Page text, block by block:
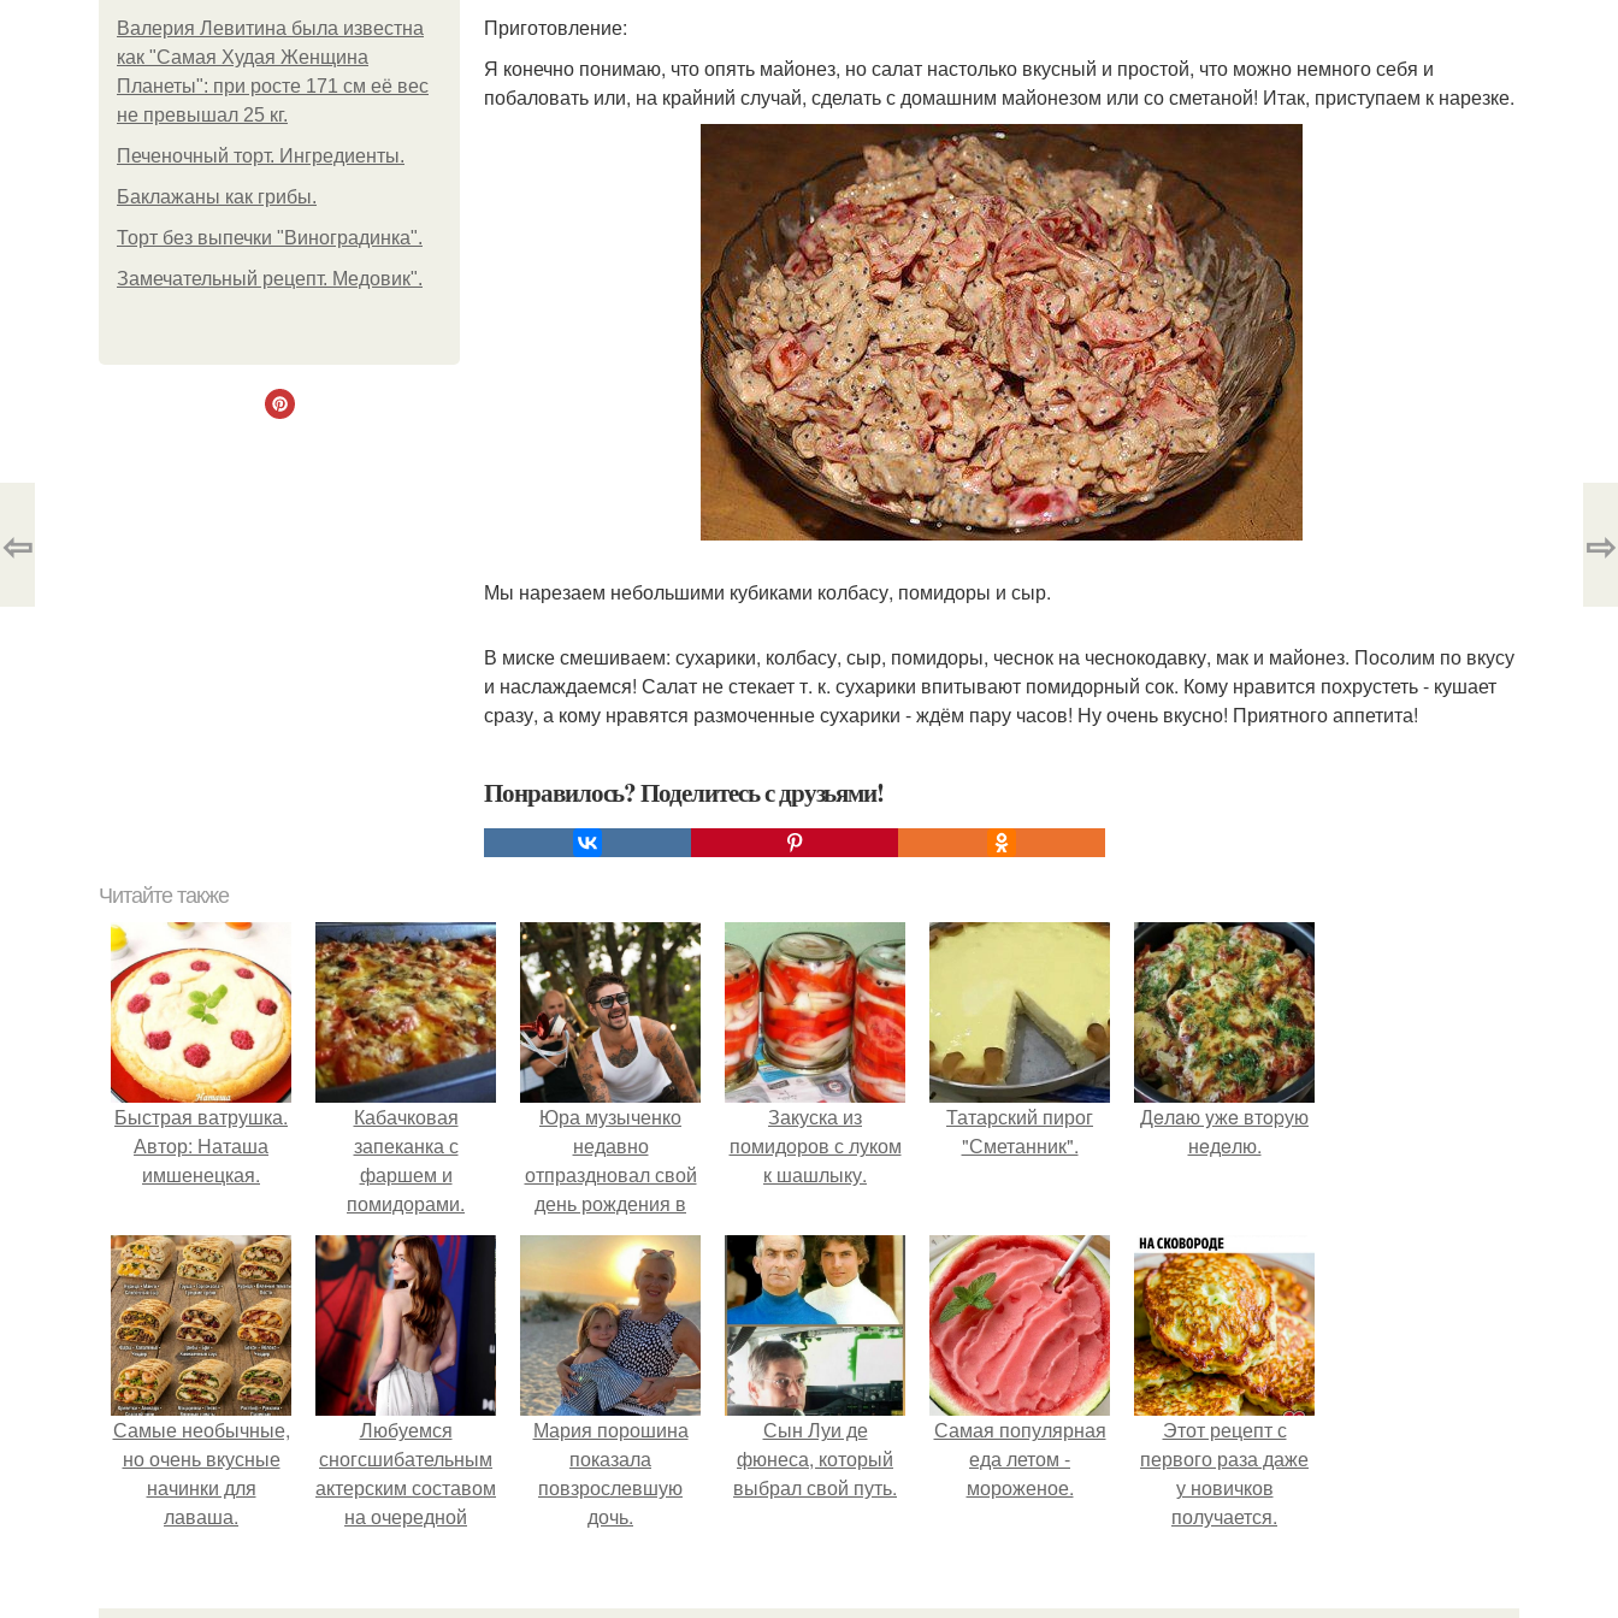
Валерия Левитина была известна
как "Самая Худая Женщина
Планеты": при росте 171 см её вес
не превышал 25 кг.
Печеночный торт. Ингредиенты.
Баклажаны как грибы.
Торт без выпечки "Виноградинка".
Замечательный рецепт. Медовик".
Приготовление:
Я конечно понимаю, что опять майонез, но салат настолько вкусный и простой, что можно немного себя и
побаловать или, на крайний случай, сделать с домашним майонезом или со сметаной! Итак, приступаем к нарезке.
Мы нарезаем небольшими кубиками колбасу, помидоры и сыр.
В миске смешиваем: сухарики, колбасу, сыр, помидоры, чеснок на чеснокодавку, мак и майонез. Посолим по вкусу
и наслаждаемся! Салат не стекает т. к. сухарики впитывают помидорный сок. Кому нравится похрустеть - кушает
сразу, а кому нравятся размоченные сухарики - ждём пару часов! Ну очень вкусно! Приятного аппетита!
Понравилось? Поделитесь с друзьями!
⇦ ⇨
Читайте также
Быстрая ватрушка.
Автор: Наташа
имшенецкая.
Кабачковая
запеканка с
фаршем и
помидорами.
Юра музыченко
недавно
отпраздновал свой
день рождения в
кругу самых
близких и родных
людей.
Закуска из
помидоров с луком
к шашлыку.
Татарский пирог
"Сметанник".
Дeлaю yжe втopую
нeдeлю.
Самые необычные,
но очень вкусные
начинки для
лаваша.
Любуемся
сногсшибательным
актерским составом
на очередной
Мария порошина
показала
повзрослевшую
дочь.
Сын Луи де
фюнеса, который
выбрал свой путь.
Самая популярная
еда летом -
мороженое.
Этот рецепт с
первого раза даже
у новичков
получается.